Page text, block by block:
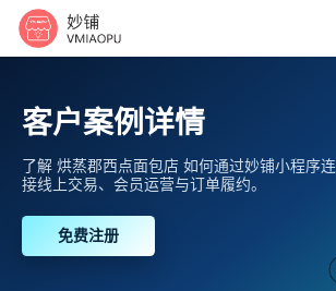
客户案例详情
了解 烘蒸郡西点面包店 如何通过妙铺小程序连
接线上交易、会员运营与订单履约。
免费注册